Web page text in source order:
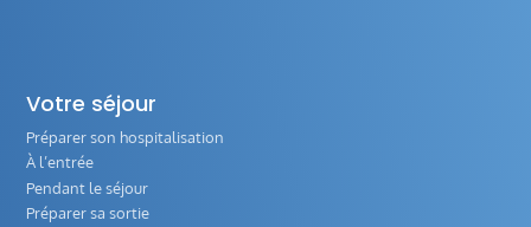
Votre séjour
Préparer son hospitalisation
À l’entrée
Pendant le séjour
Préparer sa sortie